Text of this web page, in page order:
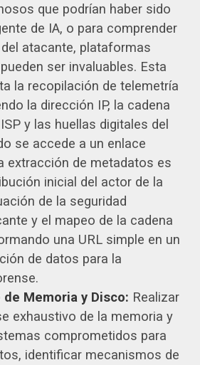
que podrían haber sido
de IA, o para comprender
atacante, plataformas
pueden ser invaluables. Esta
la recopilación de telemetría
la dirección IP, la cadena
y las huellas digitales del
se accede a un enlace
extracción de metadatos es
inicial del actor de la
de la seguridad
y el mapeo de la cadena
una URL simple en un
de datos para la
Memoria y Disco: Realizar
exhaustivo de la memoria y
comprometidos para
identificar mecanismos de